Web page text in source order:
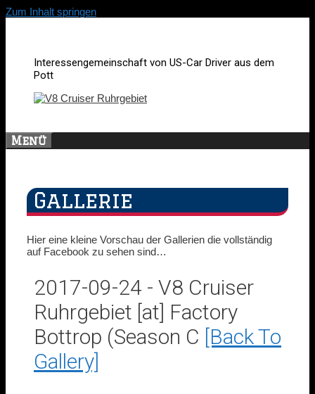
Zum Inhalt springen
Interessengemeinschaft von US-Car Driver aus dem
Pott
Menü
Gallerie
Hier eine kleine Vorschau der Gallerien die vollständig
auf Facebook zu sehen sind…
2017-09-24 - V8 Cruiser
Ruhrgebiet [at] Factory
Bottrop (Season C [Back To
Gallery]